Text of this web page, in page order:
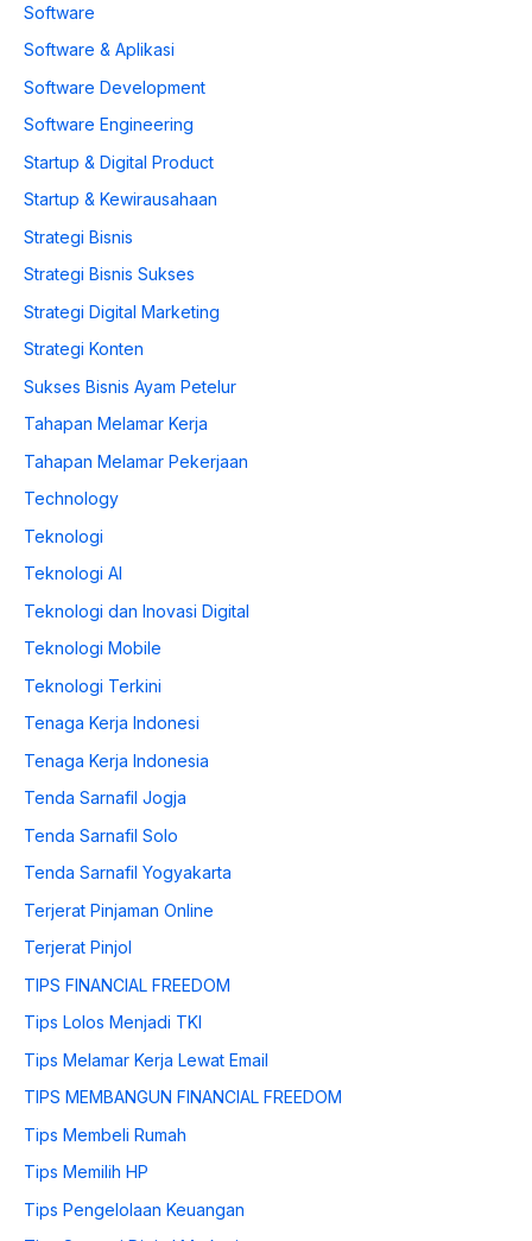
Software
Software & Aplikasi
Software Development
Software Engineering
Startup & Digital Product
Startup & Kewirausahaan
Strategi Bisnis
Strategi Bisnis Sukses
Strategi Digital Marketing
Strategi Konten
Sukses Bisnis Ayam Petelur
Tahapan Melamar Kerja
Tahapan Melamar Pekerjaan
Technology
Teknologi
Teknologi AI
Teknologi dan Inovasi Digital
Teknologi Mobile
Teknologi Terkini
Tenaga Kerja Indonesi
Tenaga Kerja Indonesia
Tenda Sarnafil Jogja
Tenda Sarnafil Solo
Tenda Sarnafil Yogyakarta
Terjerat Pinjaman Online
Terjerat Pinjol
TIPS FINANCIAL FREEDOM
Tips Lolos Menjadi TKI
Tips Melamar Kerja Lewat Email
TIPS MEMBANGUN FINANCIAL FREEDOM
Tips Membeli Rumah
Tips Memilih HP
Tips Pengelolaan Keuangan